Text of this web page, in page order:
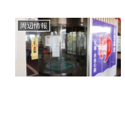
周辺情報